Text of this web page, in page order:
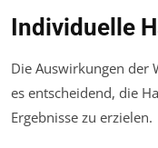
Individuelle
Die Auswirkungen der
es entscheidend, die
Ergebnisse zu erzielen.